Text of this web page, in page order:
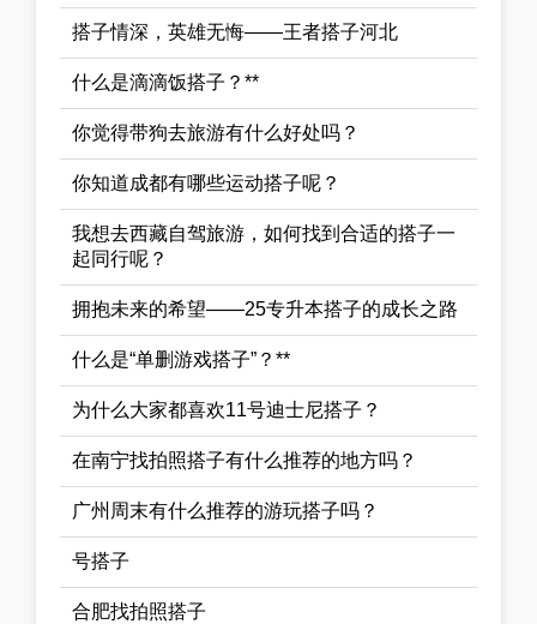
搭子情深，英雄无悔——王者搭子河北
什么是滴滴饭搭子？**
你觉得带狗去旅游有什么好处吗？
你知道成都有哪些运动搭子呢？
我想去西藏自驾旅游，如何找到合适的搭子一
起同行呢？
拥抱未来的希望——25专升本搭子的成长之路
什么是“单删游戏搭子”？**
为什么大家都喜欢11号迪士尼搭子？
在南宁找拍照搭子有什么推荐的地方吗？
广州周末有什么推荐的游玩搭子吗？
号搭子
合肥找拍照搭子